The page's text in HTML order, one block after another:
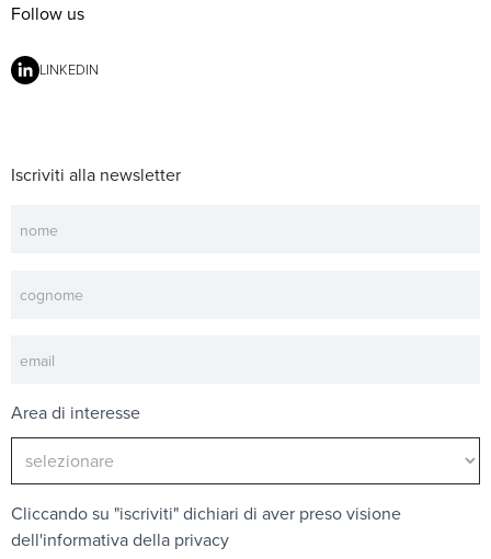
Follow us
LINKEDIN
Iscriviti alla newsletter
Area di interesse
Cliccando su "iscriviti" dichiari di aver preso visione
dell'informativa della privacy